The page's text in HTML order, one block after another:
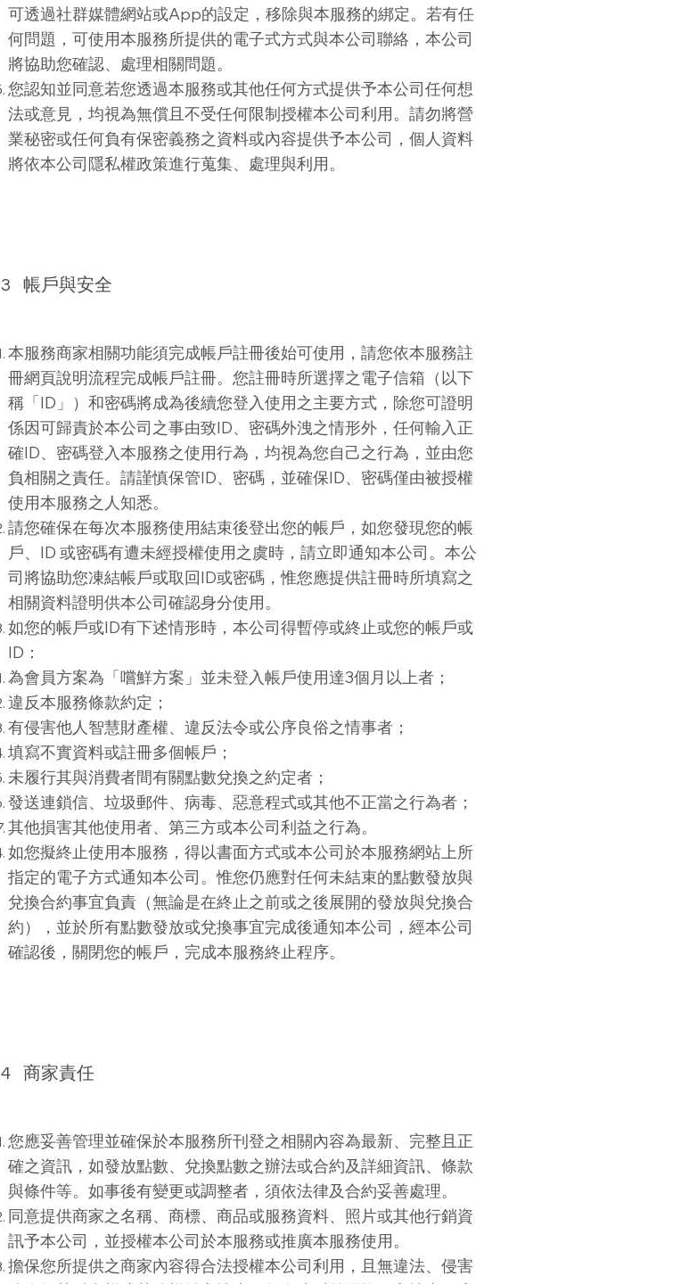
可透過社群媒體網站或App的設定，移除與本服務的綁定。若有任
何問題，可使用本服務所提供的電子式方式與本公司聯絡，本公司
將協助您確認、處理相關問題。
您認知並同意若您透過本服務或其他任何方式提供予本公司任何想
法或意見，均視為無償且不受任何限制授權本公司利用。請勿將營
業秘密或任何負有保密義務之資料或內容提供予本公司，個人資料
將依本公司隱私權政策進行蒐集、處理與利用。
3 帳戶與安全
本服務商家相關功能須完成帳戶註冊後始可使用，請您依本服務註
冊網頁說明流程完成帳戶註冊。您註冊時所選擇之電子信箱（以下
稱「ID」）和密碼將成為後續您登入使用之主要方式，除您可證明
係因可歸責於本公司之事由致ID、密碼外洩之情形外，任何輸入正
確ID、密碼登入本服務之使用行為，均視為您自己之行為，並由您
負相關之責任。請謹慎保管ID、密碼，並確保ID、密碼僅由被授權
使用本服務之人知悉。
請您確保在每次本服務使用結束後登出您的帳戶，如您發現您的帳
戶、ID 或密碼有遭未經授權使用之虞時，請立即通知本公司。本公
司將協助您凍結帳戶或取回ID或密碼，惟您應提供註冊時所填寫之
相關資料證明供本公司確認身分使用。
如您的帳戶或ID有下述情形時，本公司得暫停或終止或您的帳戶或
ID：
為會員方案為「嚐鮮方案」並未登入帳戶使用達3個月以上者；
違反本服務條款約定；
有侵害他人智慧財產權、違反法令或公序良俗之情事者；
填寫不實資料或註冊多個帳戶；
未履行其與消費者間有關點數兌換之約定者；
發送連鎖信、垃圾郵件、病毒、惡意程式或其他不正當之行為者；
其他損害其他使用者、第三方或本公司利益之行為。
如您擬終止使用本服務，得以書面方式或本公司於本服務網站上所
指定的電子方式通知本公司。惟您仍應對任何未結束的點數發放與
兌換合約事宜負責（無論是在終止之前或之後展開的發放與兌換合
約），並於所有點數發放或兌換事宜完成後通知本公司，經本公司
確認後，關閉您的帳戶，完成本服務終止程序。
4 ​商家責任
您應妥善管理並確保於本服務所刊登之相關內容為最新、完整且正
確之資訊，如發放點數、兌換點數之辦法或合約及詳細資訊、條款
與條件等。如事後有變更或調整者，須依法律及合約妥善處理。
同意提供商家之名稱、商標、商品或服務資料、照片或其他行銷資
訊予本公司，並授權本公司於本服務或推廣本服務使用。
擔保您所提供之商家內容得合法授權本公司利用，且無違法、侵害